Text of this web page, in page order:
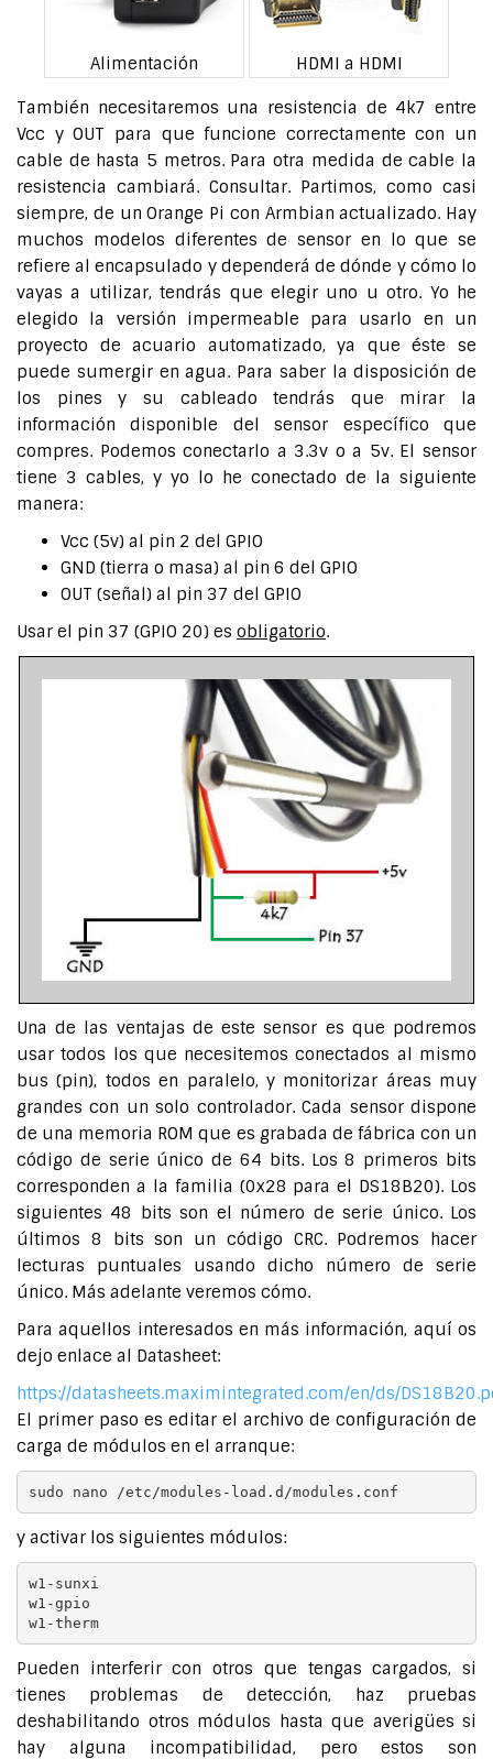
Alimentación
HDMI a HDMI
También necesitaremos una resistencia de 4k7 entre
Vcc y OUT para que funcione correctamente con un
cable de hasta 5 metros. Para otra medida de cable la
resistencia cambiará. Consultar. Partimos, como casi
siempre, de un Orange Pi con Armbian actualizado. Hay
muchos modelos diferentes de sensor en lo que se
refiere al encapsulado y dependerá de dónde y cómo lo
vayas a utilizar, tendrás que elegir uno u otro. Yo he
elegido la versión impermeable para usarlo en un
proyecto de acuario automatizado, ya que éste se
puede sumergir en agua. Para saber la disposición de
los pines y su cableado tendrás que mirar la
información disponible del sensor específico que
compres. Podemos conectarlo a 3.3v o a 5v. El sensor
tiene 3 cables, y yo lo he conectado de la siguiente
manera:
Vcc (5v) al pin 2 del GPIO
GND (tierra o masa) al pin 6 del GPIO
OUT (señal) al pin 37 del GPIO
Usar el pin 37 (GPIO 20) es obligatorio.
Una de las ventajas de este sensor es que podremos
usar todos los que necesitemos conectados al mismo
bus (pin), todos en paralelo, y monitorizar áreas muy
grandes con un solo controlador. Cada sensor dispone
de una memoria ROM que es grabada de fábrica con un
código de serie único de 64 bits. Los 8 primeros bits
corresponden a la familia (0x28 para el DS18B20). Los
siguientes 48 bits son el número de serie único. Los
últimos 8 bits son un código CRC. Podremos hacer
lecturas puntuales usando dicho número de serie
único. Más adelante veremos cómo.
Para aquellos interesados en más información, aquí os
dejo enlace al Datasheet:
https://datasheets.maximintegrated.com/en/ds/
El primer paso es editar el archivo de configuración de
carga de módulos en el arranque:
sudo nano /etc/modules-load.d/modules.conf
y activar los siguientes módulos:
w1-sunxi
w1-gpio
Pueden interferir con otros que tengas cargados, si
tienes problemas de detección, haz pruebas
deshabilitando otros módulos hasta que averigües si
hay alguna incompatibilidad, pero estos son